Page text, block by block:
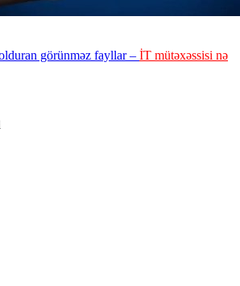
görünməz fayllar – İT mütəxəssisi nə